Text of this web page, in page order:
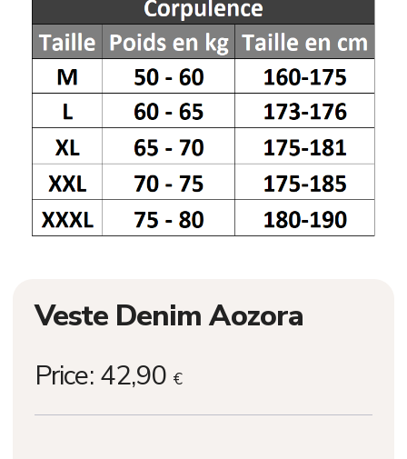
Veste Denim Aozora
Price: 42,90 €